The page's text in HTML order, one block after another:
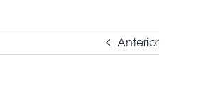
Anterior